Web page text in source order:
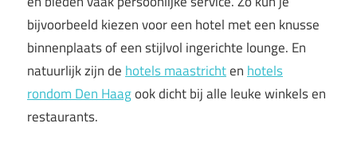
bijvoorbeeld kiezen voor een hotel met een knusse
binnenplaats of een stijlvol ingerichte lounge. En
natuurlijk zijn dehotels maastrichtenhotels
rondom Den Haagook dicht bij alle leuke winkels en
restaurants.